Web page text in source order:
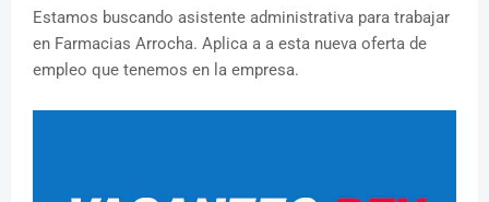
Estamos buscando asistente administrativa para trabajar
en Farmacias Arrocha. Aplica a a esta nueva oferta de
empleo que tenemos en la empresa.